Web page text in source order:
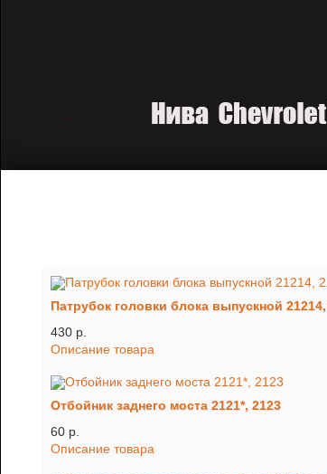
Патрубок головки блока выпускной
430 p.
Описание товара
Отбойник заднего моста 2121*, 2123
60 p.
Описание товара